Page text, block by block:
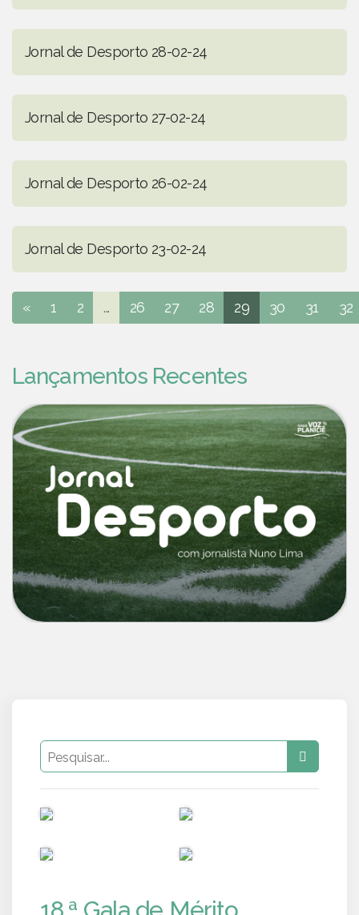
Jornal de Desporto 28-02-24
Jornal de Desporto 27-02-24
Jornal de Desporto 26-02-24
Jornal de Desporto 23-02-24
« 1 2 ... 26 27 28 29 30 31 32
Lançamentos Recentes